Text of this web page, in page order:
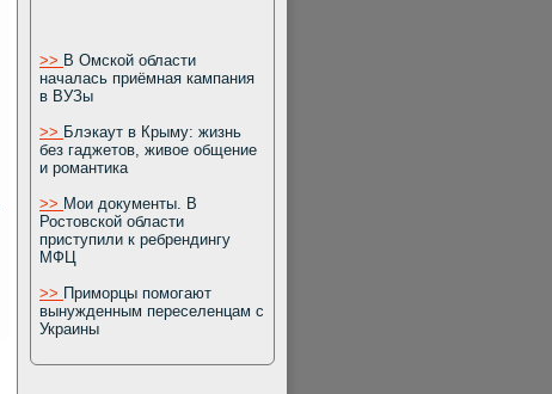
>> В Омской области
началась приёмная кампания
в ВУЗы
>> Блэкаут в Крыму: жизнь
без гаджетов, живое общение
и романтика
>> Мои документы. В
Ростовской области
приступили к ребрендингу
МФЦ
>> Приморцы помогают
вынужденным переселенцам с
Украины